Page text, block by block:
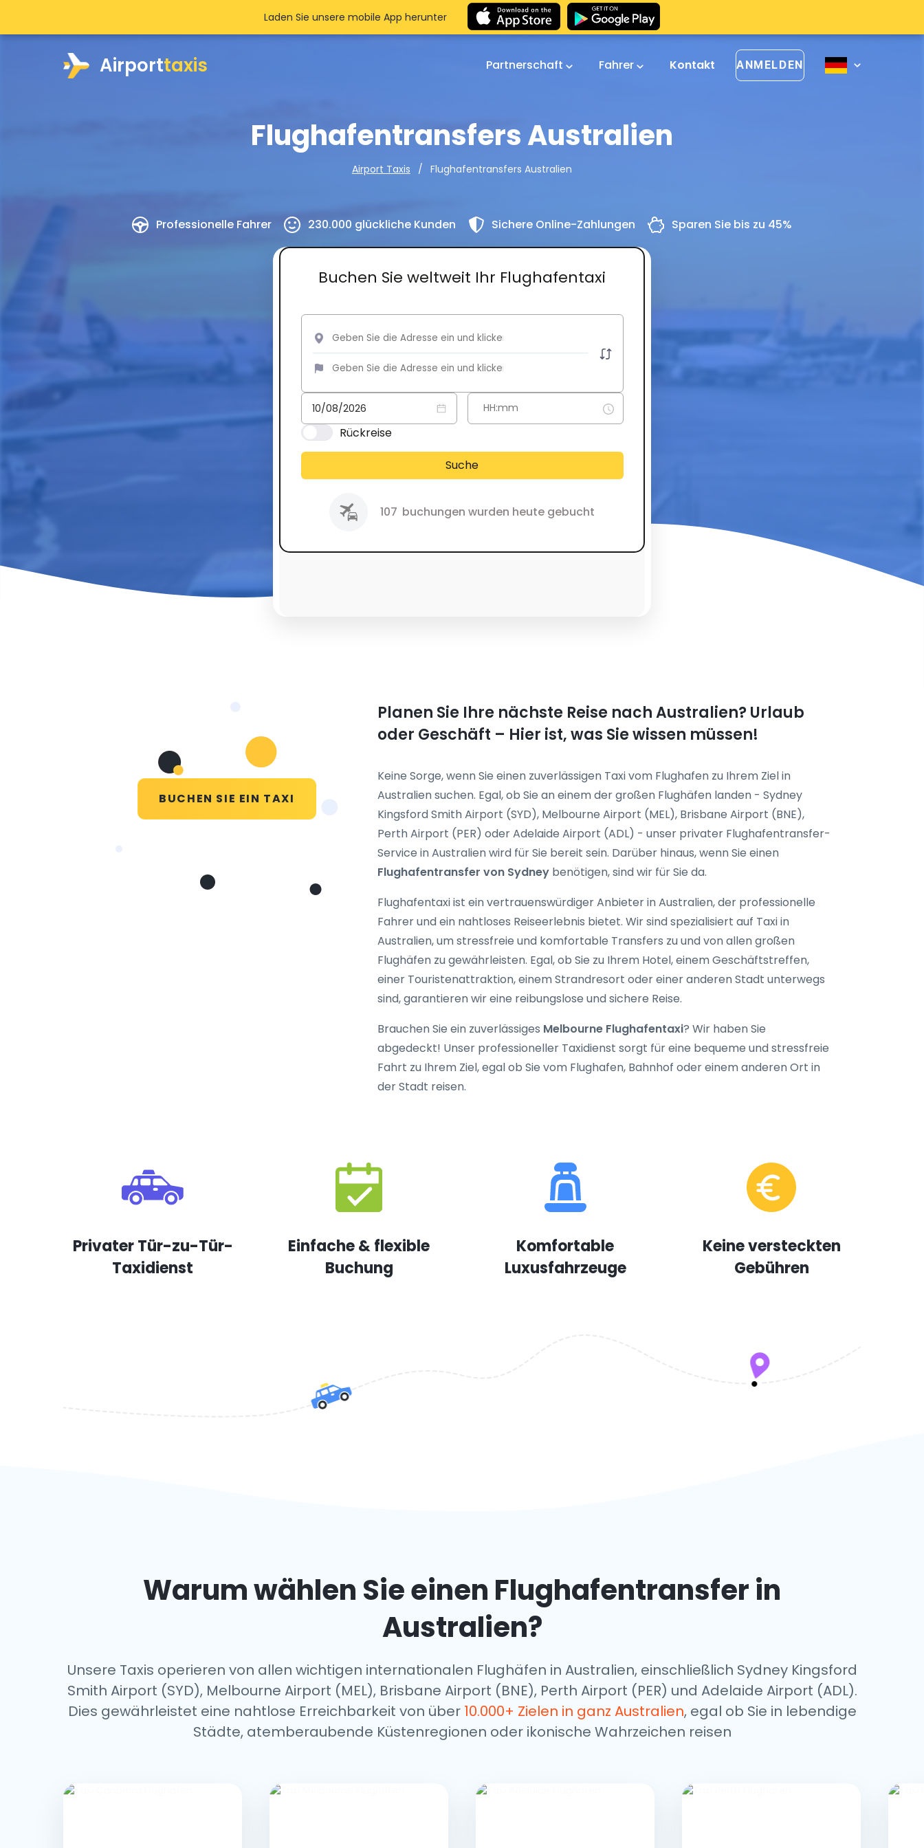
Airporttaxis Partnerschaft Fahrer Kontakt ANMELDEN
Flughafentransfers Australien
Airport Taxis Flughafentransfers Australien
Professionelle Fahrer 230.000 glückliche Kunden Sichere Online-Zahlungen Sparen Sie bis zu 45%
Buchen Sie weltweit Ihr Flughafentaxi
Rückreise
Suche
107 buchungen wurden heute gebucht
Laden Sie unsere mobile App herunter
BUCHEN SIE EIN TAXI
Planen Sie Ihre nächste Reise nach Australien? Urlaub
oder Geschäft – Hier ist, was Sie wissen müssen!
Keine Sorge, wenn Sie einen zuverlässigen Taxi vom Flughafen zu Ihrem Ziel in
Australien suchen. Egal, ob Sie an einem der großen Flughäfen landen - Sydney
Kingsford Smith Airport (SYD), Melbourne Airport (MEL), Brisbane Airport (BNE),
Perth Airport (PER) oder Adelaide Airport (ADL) - unser privater Flughafentransfer-
Service in Australienwird für Sie bereit sein. Darüber hinaus, wenn Sie einen
Flughafentransfer von Sydney benötigen, sind wir für Sie da.
Flughafentaxi ist ein vertrauenswürdiger Anbieter in Australien, der professionelle
Fahrer und ein nahtloses Reiseerlebnis bietet. Wir sind spezialisiert auf Taxi in
Australien, um stressfreie und komfortable Transfers zu und von allen großen
Flughäfen zu gewährleisten. Egal, ob Sie zu Ihrem Hotel, einem Geschäftstreffen,
einer Touristenattraktion, einem Strandresort oder einer anderen Stadt unterwegs
sind, garantieren wir eine reibungslose und sichere Reise.
Brauchen Sie ein zuverlässiges Melbourne Flughafentaxi? Wir haben Sie
abgedeckt! Unser professioneller Taxidienst sorgt für eine bequeme und stressfreie
Fahrt zu Ihrem Ziel, egal ob Sie vom Flughafen, Bahnhof oder einem anderen Ort in
der Stadt reisen.
Privater Tür-zu-Tür-
Taxidienst
Einfache & flexible
Buchung
Komfortable
Luxusfahrzeuge
Keine versteckten
Gebühren
Warum wählen Sie einen Flughafentransfer in
Australien?
Unsere Taxis operieren von allen wichtigen internationalen Flughäfen in Australien, einschließlich Sydney Kingsford
Smith Airport (SYD), Melbourne Airport (MEL), Brisbane Airport (BNE), Perth Airport (PER) und Adelaide Airport (ADL).
Dies gewährleistet eine nahtlose Erreichbarkeit von über 10.000+ Zielen in ganz Australien, egal ob Sie in lebendige
Städte, atemberaubende Küstenregionen oder ikonische Wahrzeichen reisen